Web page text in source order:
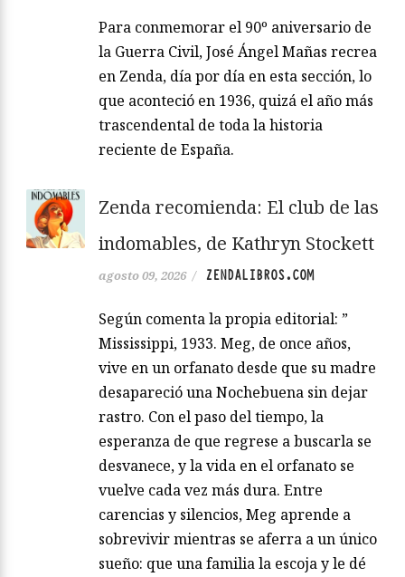
Para conmemorar el 90º aniversario de
la Guerra Civil, José Ángel Mañas recrea
en Zenda, día por día en esta sección, lo
que aconteció en 1936, quizá el año más
trascendental de toda la historia
reciente de España.
Zenda recomienda: El club de las
indomables, de Kathryn Stockett
agosto 09, 2026 / ZENDALIBROS.COM
Según comenta la propia editorial: ”
Mississippi, 1933. Meg, de once años,
vive en un orfanato desde que su madre
desapareció una Nochebuena sin dejar
rastro. Con el paso del tiempo, la
esperanza de que regrese a buscarla se
desvanece, y la vida en el orfanato se
vuelve cada vez más dura. Entre
carencias y silencios, Meg aprende a
sobrevivir mientras se aferra a un único
sueño: que una familia la escoja y le dé